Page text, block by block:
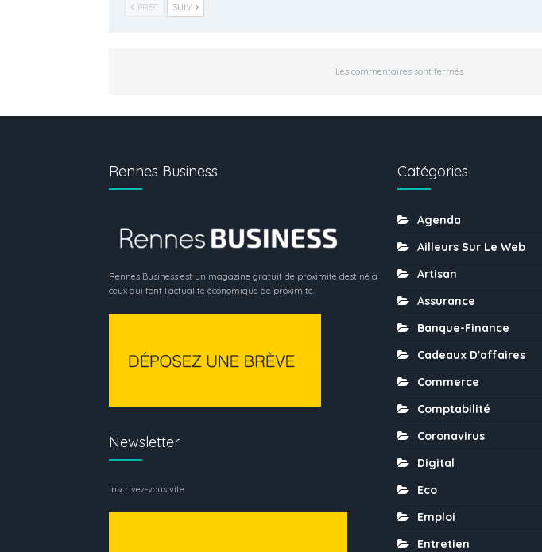
PREC SUIV
Les commentaires sont fermés.
Rennes Business
Rennes Business est un magazine gratuit de proximité destiné à
ceux qui font l’actualité économique de proximité.
Newsletter
Inscrivez-vous vite
Catégories
Agenda
Ailleurs Sur Le Web
Artisan
Assurance
Banque-Finance
Cadeaux D'affaires
Commerce
Comptabilité
Coronavirus
Digital
Eco
Emploi
Entretien